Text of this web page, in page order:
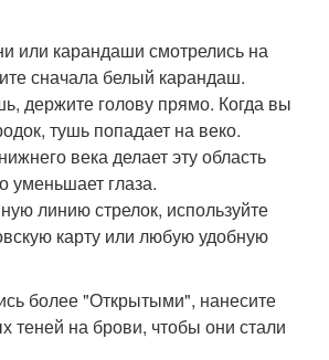
или карандаши смотрелись на
сначала белый карандаш.
держите голову прямо. Когда вы
тушь попадает на веко.
века делает эту область
уменьшает глаза.
линию стрелок, используйте
карту или любую удобную
более "Открытыми", нанесите
теней на брови, чтобы они стали